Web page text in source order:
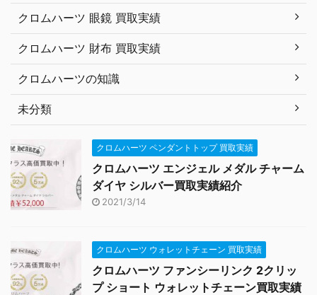
クロムハーツ 眼鏡 買取実績
クロムハーツ 財布 買取実績
クロムハーツの知識
未分類
クロムハーツ ペンダントトップ 買取実績
クロムハーツ エンジェル メダル チャーム
ダイヤ シルバー買取実績紹介
2021/3/14
クロムハーツ ウォレットチェーン 買取実績
クロムハーツ ファンシーリンク 2クリッ
プ ショート ウォレットチェーン買取実績